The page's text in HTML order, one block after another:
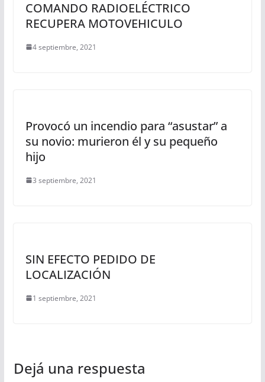
COMANDO RADIOELÉCTRICO
RECUPERA MOTOVEHICULO
4 septiembre, 2021
Provocó un incendio para “asustar” a
su novio: murieron él y su pequeño
hijo
3 septiembre, 2021
SIN EFECTO PEDIDO DE
LOCALIZACIÓN
1 septiembre, 2021
Dejá una respuesta